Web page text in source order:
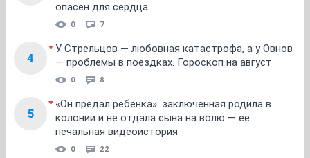
опасен для сердца
0 7
4
У Стрельцов — любовная катастрофа, а у Овнов
— проблемы в поездках. Гороскоп на август
0 8
5
«Он предал ребенка»: заключенная родила в
колонии и не отдала сына на волю — ее
печальная видеоистория
0 22